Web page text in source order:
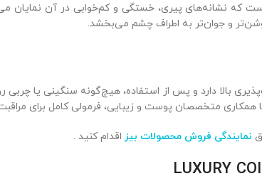
نشانه‌های پیری، خستگی و کم‌خوابی در آن نمایان
و جوان‌تر به اطراف چشم می‌بخشد.
بالا دارد و پس از استفاده، هیچ‌گونه سنگینی یا
با همکاری متخصصان پوست و زیبایی، فرمولی کامل
نمایندگی فروش محصولات بیز اقدام کنید .